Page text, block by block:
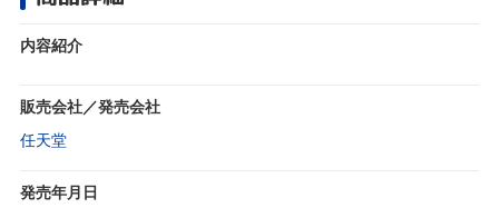
内容紹介
販売会社／発売会社
任天堂
発売年月日